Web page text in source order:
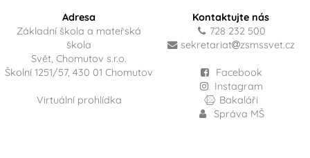
Adresa
Základní škola a mateřská
škola
Svět, Chomutov s.r.o.
Školní 1251/57, 430 01 Chomutov
Virtuální prohlídka
Kontaktujte nás
728 232 500
sekretariat
zsmssvet.cz
Facebook
Instagram
Bakaláři
Správa MŠ